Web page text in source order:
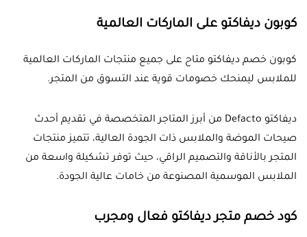
كوبون ديفاكتو على الماركات العالمية
كوبون خصم ديفاكتو متاح على جميع منتجات الماركات العالمية
للملابس ليمنحك خصومات قوية عند التسوق من المتجر.
ديفاكتو Defacto من أبرز المتاجر المتخصصة في تقديم أحدث
صيحات الموضة والملابس ذات الجودة العالية، تتميز منتجات
المتجر بالأناقة والتصميم الراقي، حيث توفر تشكيلة واسعة من
الملابس الموسمية المصنوعة من خامات عالية الجودة.
كود خصم متجر ديفاكتو فعال ومجرب